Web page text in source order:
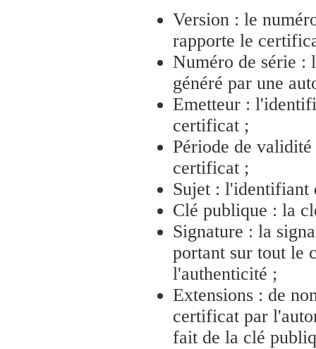
Version : le
rapporte le
Numéro de série :
généré par une
Emetteur :
certificat ;
Période de
certificat ;
Sujet : l'identifiant
Clé publique : la
Signature : la
portant sur tout le
l'authenticité ;
Extensions : de
certificat par
fait de la clé